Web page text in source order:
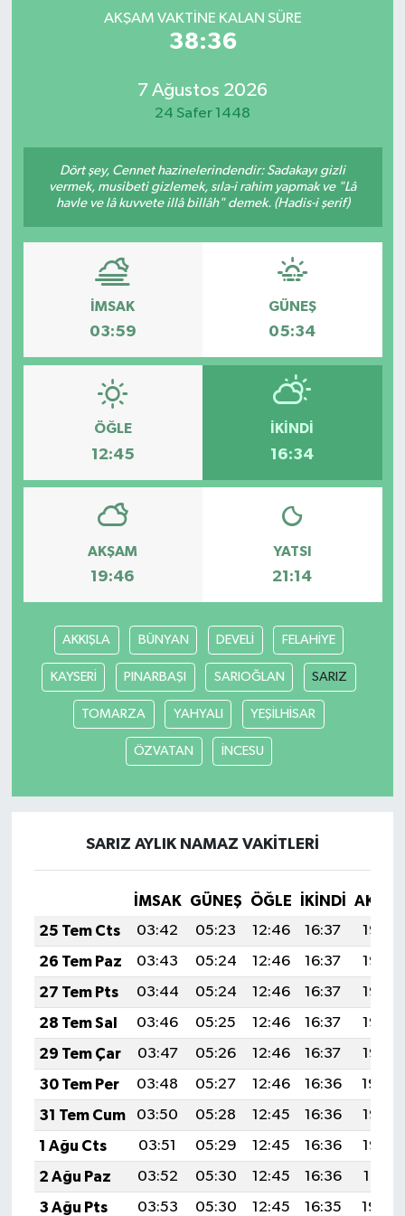
AKŞAM VAKTINE KALAN SÜRE
38:36
7 Ağustos 2026
24 Safer 1448
Dört şey, Cennet hazinelerindendir: Sadakayı gizli
vermek, musibeti gizlemek, sıla-i rahim yapmak ve "Lâ
havle ve lâ kuvvete illâ billâh" demek. (Hadis-i şerif)
İMSAK
03:59
GÜNEŞ
05:34
ÖĞLE
12:45
İKINDI
16:34
AKŞAM
19:46
YATSI
21:14
AKKIŞLA BÜNYAN DEVELİ FELAHİYE
KAYSERİ PINARBAŞI SARIOĞLAN SARIZ
TOMARZA YAHYALI YEŞİLHİSAR
ÖZVATAN İNCESU
SARIZ AYLIK NAMAZ VAKITLERI
İMSAK GÜNEŞ ÖĞLE İKINDI
25 Tem Cts
03:42 05:23 12:46 16:37
19:58
26 Tem Paz
03:43 05:24 12:46 16:37
19:58
27 Tem Pts
03:44 05:24 12:46 16:37
19:57
28 Tem Sal
03:46 05:25 12:46 16:37
19:56
29 Tem Çar
03:47 05:26 12:46 16:37
19:55
30 Tem Per
03:48 05:27 12:46 16:36
19:54
31 Tem Cum
03:50 05:28 12:45 16:36
19:53
1 Ağu Cts
03:51 05:29 12:45 16:36
19:52
2 Ağu Paz
03:52 05:30 12:45 16:36
19:51
3 Ağu Pts
03:53 05:30 12:45 16:35
19:50